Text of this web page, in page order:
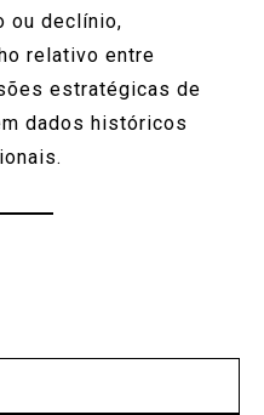
ou declínio,
relativo entre
estratégicas de
dados históricos